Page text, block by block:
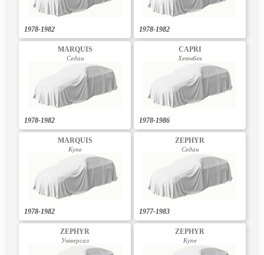
1978-1982 1978-1982
MARQUIS
Седан
1978-1982
CAPRI
Хетчбек
1978-1986
MARQUIS
Купе
1978-1982
ZEPHYR
Седан
1977-1983
ZEPHYR
Універсал
ZEPHYR
Купе